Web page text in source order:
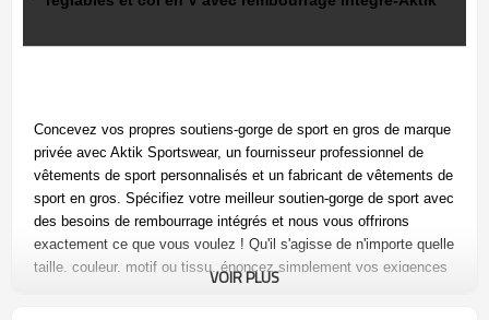
Concevez vos propres soutiens-gorge de sport en gros de marque
privée avec Aktik Sportswear, un fournisseur professionnel de
vêtements de sport personnalisés et un fabricant de vêtements de
sport en gros. Spécifiez votre meilleur soutien-gorge de sport avec
des besoins de rembourrage intégrés et nous vous offrirons
exactement ce que vous voulez ! Qu'il s'agisse de n'importe quelle
taille, couleur, motif ou tissu, énoncez simplement vos exigences
VOIR PLUS